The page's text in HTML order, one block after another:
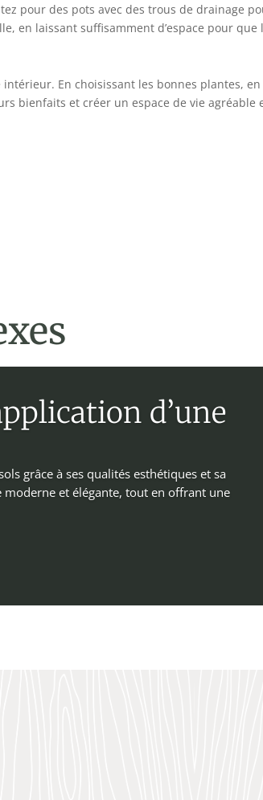
pour des pots avec des trous de drainage
en laissant suffisamment d’espace pour
En choisissant les bonnes plantes,
bienfaits et créer un espace de vie agréable
d’une
grâce à ses qualités esthétiques et sa
et élégante, tout en offrant une